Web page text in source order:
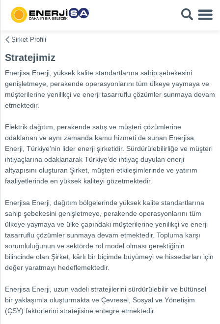
Şirket Profili
Stratejimiz
Enerjisa Enerji, yüksek kalite standartlarına sahip şebekesini
genişletmeye, perakende operasyonlarını tüm ülkeye yaymaya ve
müşterilerine yenilikçi ve enerji tasarruflu çözümler sunmaya devam
etmektedir.
Elektrik dağıtım, perakende satış ve müşteri çözümlerine
odaklanan ve aynı zamanda kamu hizmeti de sunan Enerjisa
Enerji, Türkiye’nin lider enerji şirketidir. Sürdürülebilirliğe ve müşteri
ihtiyaçlarına odaklanarak Türkiye’de ihtiyaç duyulan enerji
altyapısını oluşturan Şirket, müşteri etkileşimlerinde ve yatırım
faaliyetlerinde en yüksek kaliteyi gözetmektedir.
Enerjisa Enerji, dağıtım bölgelerinde yüksek kalite standartlarına
sahip şebekesini genişletmeye, perakende operasyonlarını tüm
ülkeye yaymaya ve ülke çapındaki müşterilerine yenilikçi ve enerji
tasarruflu çözümler sunmaya devam etmektedir. Topluma karşı
sorumluluğunun ve sektörde rol model olması gerektiğinin
bilincinde olan Şirket, kârlı bir biçimde büyümeyi ve hissedarları için
değer yaratmayı hedeflemektedir.
Enerjisa Enerji, uzun vadeli stratejilerini sürdürülebilir ve bütünsel
bir yaklaşımla oluşturmakta ve Çevresel, Sosyal ve Yönetişim
(ÇSY) faktörlerini stratejisine entegre etmektedir.